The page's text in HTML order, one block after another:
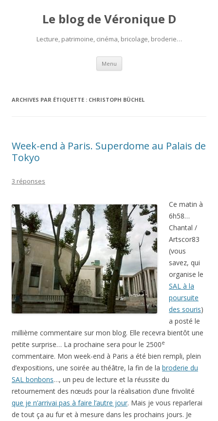
Le blog de Véronique D
Lecture, patrimoine, cinéma, bricolage, broderie…
Menu Aller
contenu
ARCHIVES PAR ÉTIQUETTE : CHRISTOPH BÜCHEL
Week-end à Paris. Superdome au Palais de
Tokyo
3 réponses
Ce matin à
6h58…
Chantal /
Artscor83
(vous
savez, qui
organise le
SAL à la
poursuite
des souris)
a posté le
millième commentaire sur mon blog. Elle recevra bientôt une
petite surprise… La prochaine sera pour le 2500e
commentaire. Mon week-end à Paris a été bien rempli, plein
d’expositions, une soirée au théâtre, la fin de la broderie du
SAL bonbons…, un peu de lecture et la réussite du
retournement des nœuds pour la réalisation d’une frivolité
que je n’arrivai pas à faire l’autre jour. Mais je vous reparlerai
de tout ça au fur et à mesure dans les prochains jours. Je